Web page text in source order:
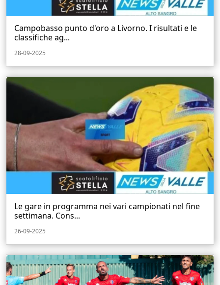
Campobasso punto d'oro a Livorno. I risultati e le
classifiche ag...
28-09-2025
Le gare in programma nei vari campionati nel fine
settimana. Cons...
26-09-2025